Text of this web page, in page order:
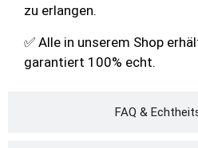
FAQ &
zu erlangen.
✅ Alle in unserem Shop
garantiert 100% echt.